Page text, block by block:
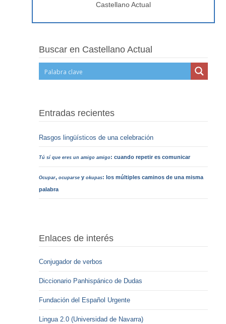
Castellano Actual
Buscar en Castellano Actual
Entradas recientes
Rasgos lingüísticos de una celebración
Tú sí que eres un amigo amigo: cuando repetir es comunicar
Ocupar,ocuparse yokupas: los múltiples caminos de una misma
palabra
Enlaces de interés
Conjugador de verbos
Diccionario Panhispánico de Dudas
Fundación del Español Urgente
Lingua 2.0 (Universidad de Navarra)